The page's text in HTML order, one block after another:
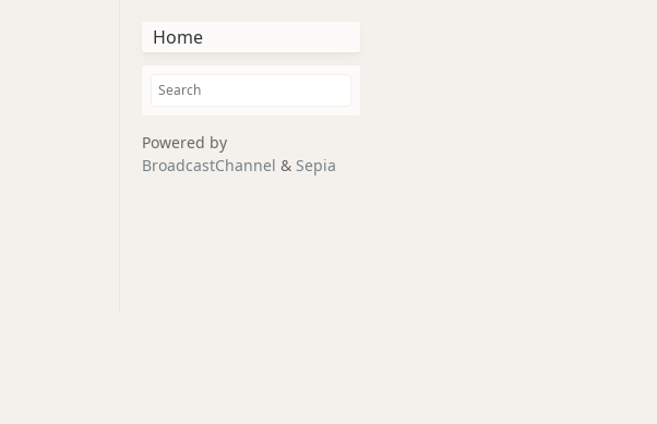
Home
Powered by
BroadcastChannel & Sepia